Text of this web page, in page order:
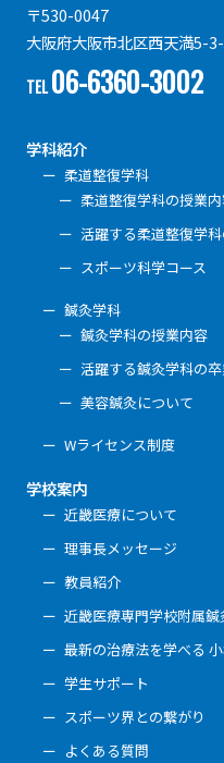
〒530-0047
大阪府大阪市北区西天満5-
TEL06-6360-3002
学科紹介
柔道整復学科
柔道整復学科の授業
活躍する柔道整復学
スポーツ科学コース
鍼灸学科
鍼灸学科の授業内容
活躍する鍼灸学科の
美容鍼灸について
Wライセンス制度
学校案内
近畿医療について
理事長メッセージ
教員紹介
近畿医療専門学校附属鍼
最新の治療法を学べる
学生サポート
スポーツ界との繋がり
よくある質問